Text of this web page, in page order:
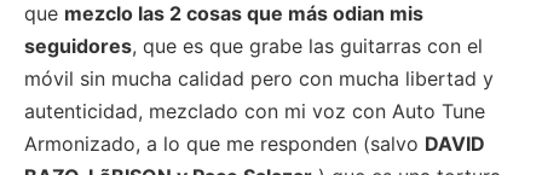
que mezclo las 2 cosas que más odian mis
seguidores, que es que grabe las guitarras con el
móvil sin mucha calidad pero con mucha libertad y
autenticidad, mezclado con mi voz con Auto Tune
Armonizado, a lo que me responden (salvo DAVID